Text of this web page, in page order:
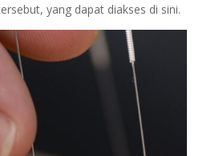
yang dapat diakses di sini.